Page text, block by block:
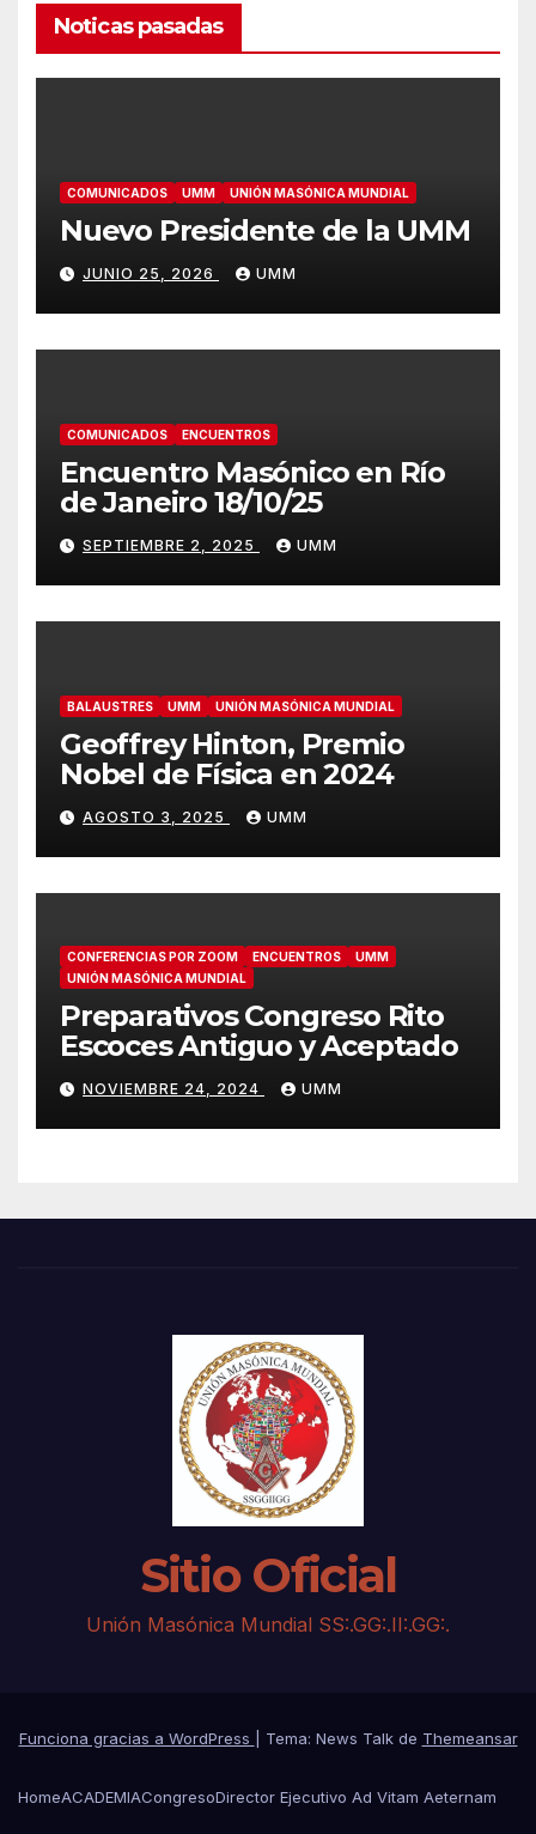
Noticas pasadas
COMUNICADOS UMM UNIÓN MASÓNICA MUNDIAL
Nuevo Presidente de la UMM
JUNIO 25, 2026 UMM
COMUNICADOS ENCUENTROS
Encuentro Masónico en Río
de Janeiro 18/10/25
SEPTIEMBRE 2, 2025 UMM
BALAUSTRES UMM UNIÓN MASÓNICA MUNDIAL
Geoffrey Hinton, Premio
Nobel de Física en 2024
AGOSTO 3, 2025 UMM
CONFERENCIAS POR ZOOM ENCUENTROS
UMM
UNIÓN MASÓNICA MUNDIAL
Preparativos Congreso Rito
Escoces Antiguo y Aceptado
NOVIEMBRE 24, 2024 UMM
Sitio Oficial
Unión Masónica Mundial SS:.GG:.II:.GG:.
Funciona gracias a WordPress Tema: News Talk de Themeansar
HomeACADEMIACongresoDirector Ejecutivo Ad Vitam Aeternam